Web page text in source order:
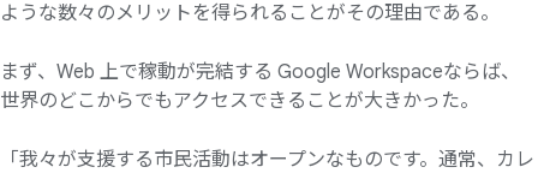
ような数々のメリットを得られることがその理由である。
まず、Web 上で稼動が完結する Google Workspaceならば、
世界のどこからでもアクセスできることが大きかった。
「我々が支援する市民活動はオープンなものです。通常、カレ